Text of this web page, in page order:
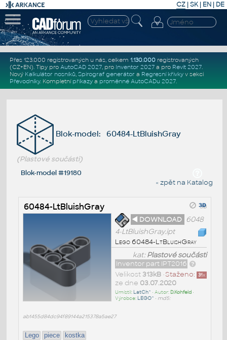
CZ | SK| EN | DE
Přes 123.000 registrovaných u nás, celkem 1.130.000registrovaných
(CZ+EN). Tipy pro AutoCAD 2027, pro Inventor 2027a pro Revit 2027.
Nový Kalkulátor nosníků, Spirograf generátor a Regresní křivkyv sekci
Převodníky. Kompletní příkazya proměnné AutoCADu 2027.
Blok-model: 60484-LtBluishGray
(Plastové součásti)
Blok-model #19180
« zpět na Katalog
60484-LtBluishGray
◄ DOWNLOAD
6048
4-LtBluishGray.ipt
Lego 60484-LtBluishGray
kat:Plastové součásti
Inventor part IPT2016
Staženo: 31x
Velikost313kB•
ze dne 03.07.2020
Umístil: LatCh^ • Autor: D.Kohfeld•
Výrobce: LEGO^ • md5:
ab1455d84dc94f89144a215378a5ae27
Lego piece kostka